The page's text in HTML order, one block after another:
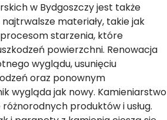
w Bydgoszczy jest także
materiały, takie jak
starzenia, które
powierzchni. Renowacja
wyglądu, usunięciu
oraz ponownym
wygląda jak nowy. Kamieniarstwo
produktów i usług.